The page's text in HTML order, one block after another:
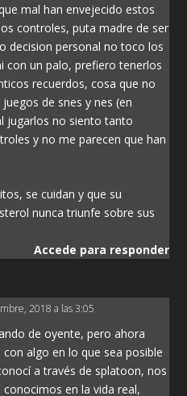
mal han envejecido estos
controles, puta madre de ser
decision personal no toco los
con un palo, prefiero tenerlos
recuerdos, cosa que no
de snes y nes (en
jugarlos no siento tanto
y no me parecen que han
se cuidan y que su
nunca triunfe sobre sus
Accede para responder
2018 a las 3:05
de oyente, pero ahora
algo en lo que sea posible
a través de splatoon, nos
en la vida real,